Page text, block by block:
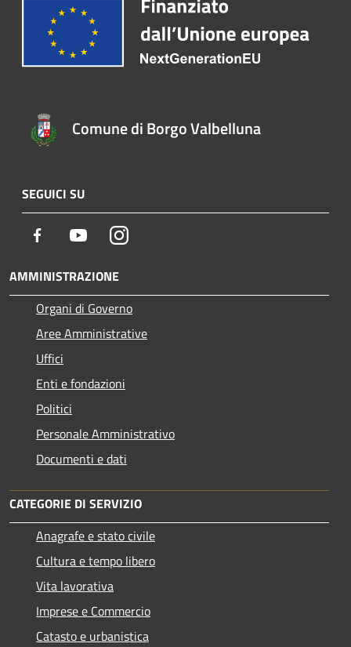
Comune di Borgo Valbelluna
SEGUICI SU
Facebook YoutubeInstagram
AMMINISTRAZIONE
Organi di Governo
Aree Amministrative
Uffici
Enti e fondazioni
Politici
Personale Amministrativo
Documenti e dati
CATEGORIE DI SERVIZIO
Anagrafe e stato civile
Cultura e tempo libero
Vita lavorativa
Imprese e Commercio
Catasto e urbanistica